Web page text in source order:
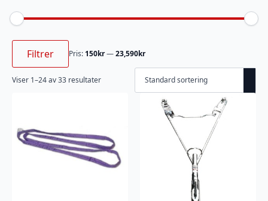
Min.
Makspris
Filtrer Pris: 150kr—23,590kr
Viser 1–24 av 33 resultater